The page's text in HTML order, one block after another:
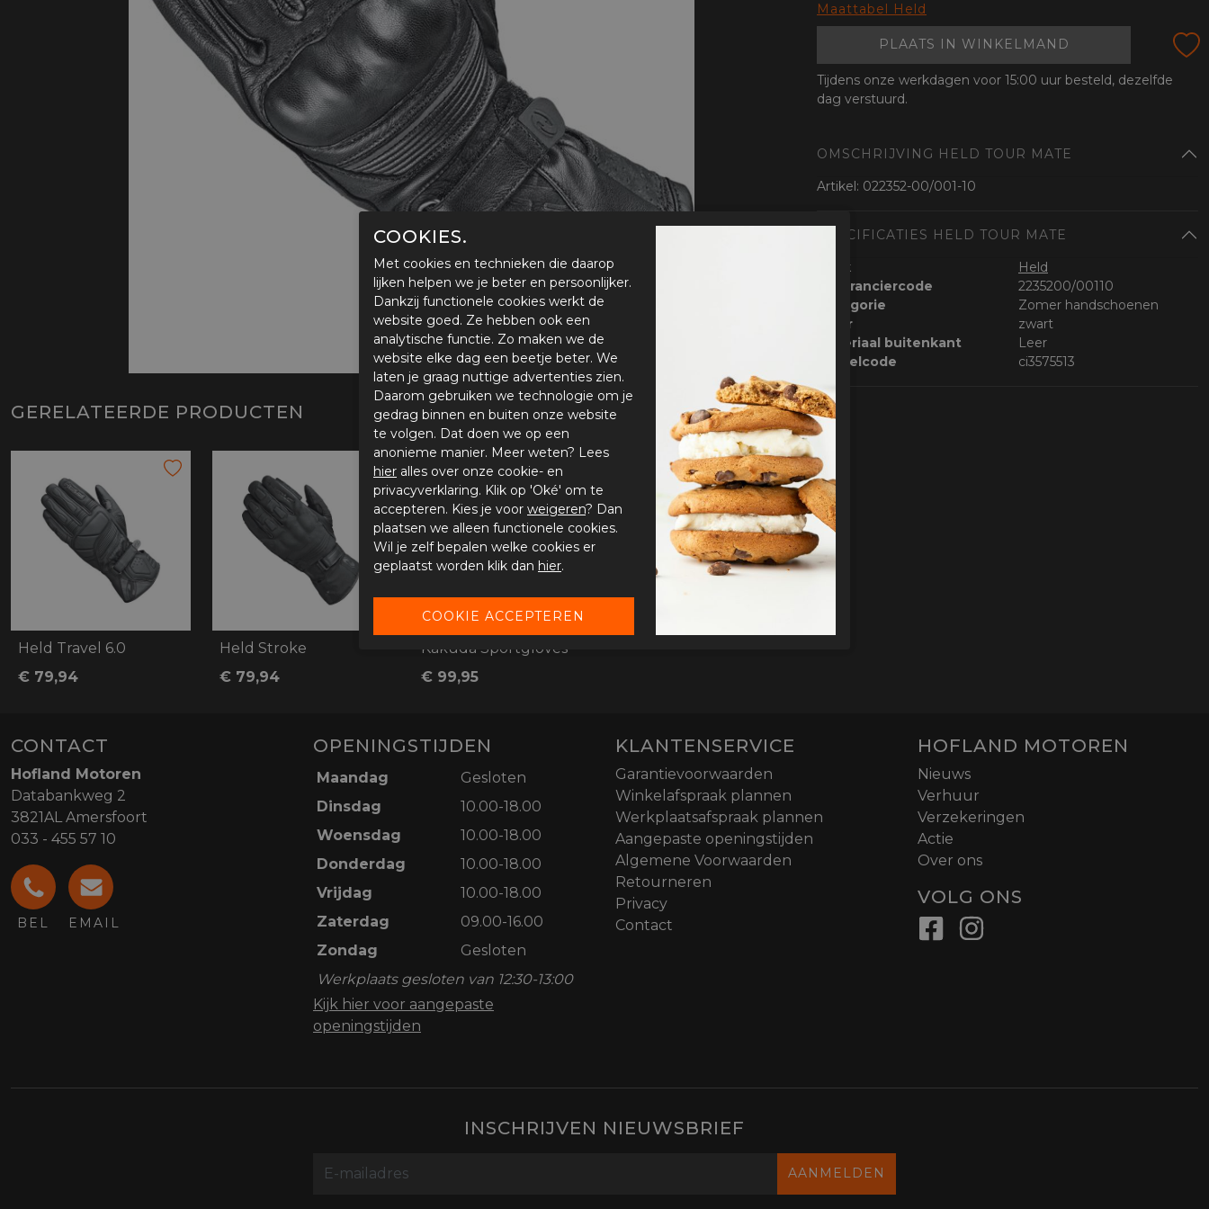
Sloten
Telefoon
Maattabel Held
PLAATS IN WINKELMAND
Tijdens onze werkdagen voor 15:00 uur besteld, dezelfde
dag verstuurd.
OMSCHRIJVING HELD TOUR MATE
Artikel: 022352-00/001-10
SPECIFICATIES HELD TOUR MATE
Merk
Held
Leveranciercode
2235200/00110
Categorie
Zomer handschoenen
Kleur
zwart
Materiaal buitenkant
Leer
Bestelcode
ci3575513
GERELATEERDE PRODUCTEN
Held Travel 6.0
€ 79,94
Held Stroke
€ 79,94
Kakuda Sportgloves
€ 99,95
CONTACT
Hofland Motoren
Databankweg 2
3821AL Amersfoort
033 - 455 57 10
BEL EMAIL
OPENINGSTIJDEN
Maandag
Gesloten
Dinsdag
10.00-18.00
Woensdag
10.00-18.00
Donderdag
10.00-18.00
Vrijdag
10.00-18.00
Zaterdag
09.00-16.00
Zondag
Gesloten
Werkplaats gesloten van 12:30-13:00
Kijk hier voor aangepaste
openingstijden
KLANTENSERVICE
Garantievoorwaarden
Winkelafspraak plannen
Werkplaatsafspraak plannen
Aangepaste openingstijden
Algemene Voorwaarden
Retourneren
Privacy
Contact
HOFLAND MOTOREN
Nieuws
Verhuur
Verzekeringen
Actie
Over ons
VOLG ONS
INSCHRIJVEN NIEUWSBRIEF
AANMELDEN
COOKIES.
Met cookies en technieken die daarop
lijken helpen we je beter en persoonlijker.
Dankzij functionele cookies werkt de
website goed. Ze hebben ook een
analytische functie. Zo maken we de
website elke dag een beetje beter. We
laten je graag nuttige advertenties zien.
Daarom gebruiken we technologie om je
gedrag binnen en buiten onze website
te volgen. Dat doen we op een
anonieme manier. Meer weten? Lees
hier alles over onze cookie- en
privacyverklaring. Klik op 'Oké' om te
accepteren. Kies je voor weigeren? Dan
plaatsen we alleen functionele cookies.
Wil je zelf bepalen welke cookies er
geplaatst worden klik dan hier.